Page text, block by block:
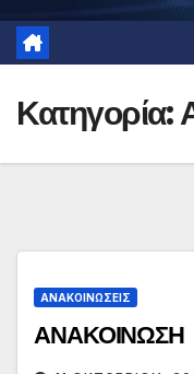
Κατηγορία:
ΑΝΑΚΟΙΝΏΣΕΙΣ
ΑΝΑΚΟΙΝΩΣΗ